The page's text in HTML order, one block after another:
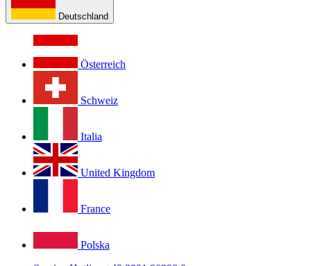
Deutschland
Österreich
Schweiz
Italia
United Kingdom
France
Polska